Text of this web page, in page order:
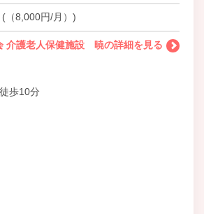
(（8,000円/月）)
介護老人保健施設 暁の詳細を見る
歩10分